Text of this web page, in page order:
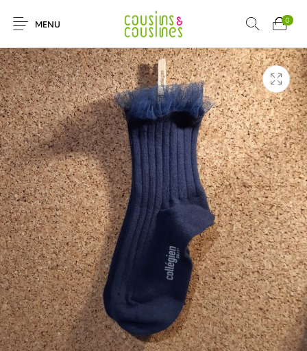
MENU
0
Nouveautés Promotions Chaussures Vêtements Filles
Vêtements
Garçons
Accessoires Cadeaux Nos Marques